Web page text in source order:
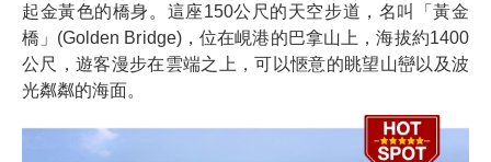
起金黃色的橋身。這座150公尺的天空步道，名叫「黃金
橋」(Golden Bridge)，位在峴港的巴拿山上，海拔約1400
公尺，遊客漫步在雲端之上，可以愜意的眺望山巒以及波
光粼粼的海面。